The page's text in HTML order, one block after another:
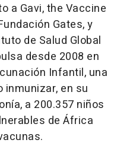
a Gavi, the Vaccine
Gates, y
de Salud Global
desde 2008 en
Infantil, una
inmunizar, en su
a 200.357 niños
de África